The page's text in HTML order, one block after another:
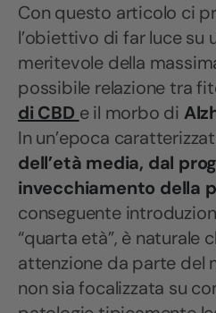
Con questo articolo ci
l’obiettivo di far luce su
meritevole della
possibile relazione tra
di CBD e il morbo di
In un’epoca
dell’età media, dal
invecchiamento della
conseguente
“quarta età”, è naturale
attenzione da parte del
non sia focalizzata su